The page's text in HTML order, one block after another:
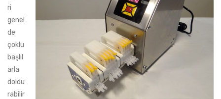
ri
genel
de
çoklu
başlıl
arla
doldu
rabilir